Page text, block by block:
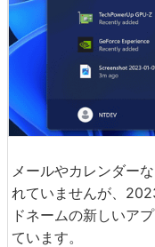
メールやカレンダー
れていませんが、
ドネームの新しいア
ています。